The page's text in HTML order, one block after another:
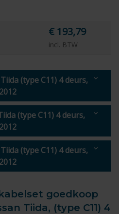
€ 193,79
incl. BTW
(type C11) 4 deurs,
(type C11) 4 deurs,
(type C11) 4 deurs,
goedkoop
Tiida, (type C11) 4